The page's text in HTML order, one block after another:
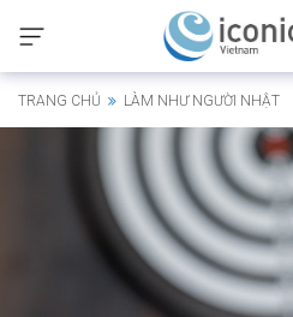
TRANG CHỦ LÀM NHƯ NGƯỜI NHẬT